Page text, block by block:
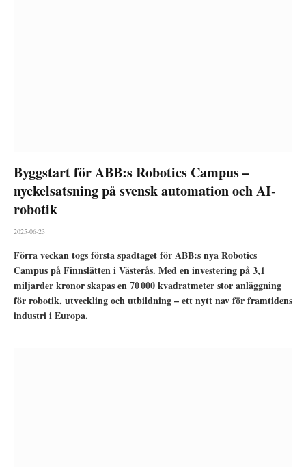
Byggstart för ABB:s Robotics Campus –
nyckelsatsning på svensk automation och AI-
robotik
2025-06-23
Förra veckan togs första spadtaget för ABB:s nya Robotics
Campus på Finnslätten i Västerås. Med en investering på 3,1
miljarder kronor skapas en 70 000 kvadratmeter stor anläggning
för robotik, utveckling och utbildning – ett nytt nav för framtidens
industri i Europa.